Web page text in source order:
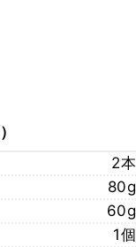
）
2本
80g
60g
1個